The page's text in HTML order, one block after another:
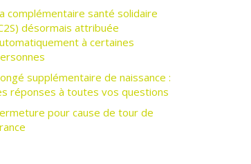
complémentaire santé solidaire
désormais attribuée
à certaines
supplémentaire de naissance :
réponses à toutes vos questions
pour cause de tour de